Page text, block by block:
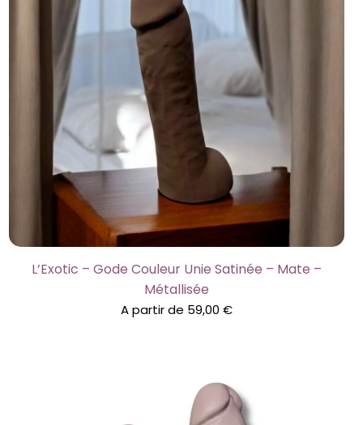
L’Exotic – Gode Couleur Unie Satinée – Mate –
Métallisée
A partir de 59,00 €